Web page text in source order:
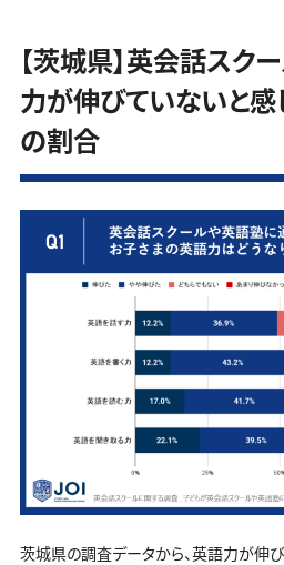
【茨城県】英会話スク
力が伸びていないと
の割合
茨城県の調査データから、英語力が伸